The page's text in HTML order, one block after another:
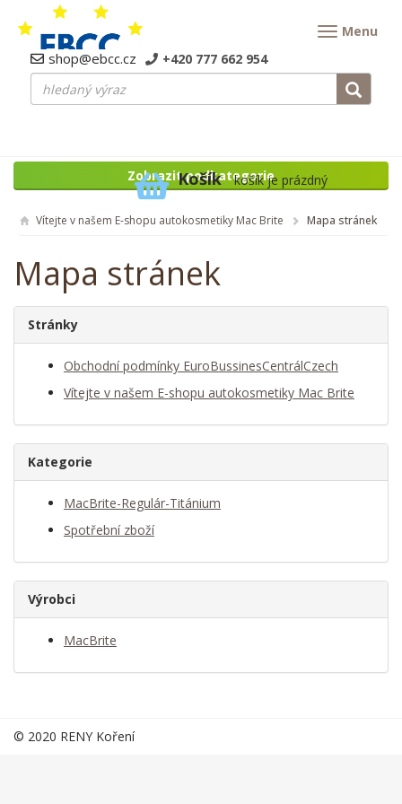
Menu
shop@ebcc.cz +420 777 662 954
Košík košík je prázdný
Zobrazit podkategorie
Vítejte v našem E-shopu autokosmetiky Mac Brite Mapa stránek
Mapa stránek
Stránky
Obchodní podmínky EuroBussinesCentrálCzech
Vítejte v našem E-shopu autokosmetiky Mac Brite
Kategorie
MacBrite-Regulár-Titánium
Spotřební zboží
Výrobci
MacBrite
© 2020 RENY Koření